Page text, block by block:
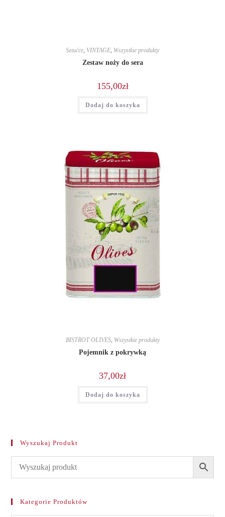
Sztućce, VINTAGE, Wszystkie produkty
Zestaw noży do sera
155,00zł
Dodaj do koszyka
BISTROT OLIVES, Wszystkie produkty
Pojemnik z pokrywką
37,00zł
Dodaj do koszyka
Wyszukaj Produkt
Kategorie Produktów